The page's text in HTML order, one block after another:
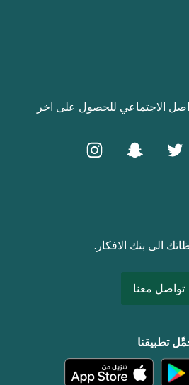
الاجتماعي للحصول على اخر
الى بنك الافكار.
تواصل معنا
تطبيقنا